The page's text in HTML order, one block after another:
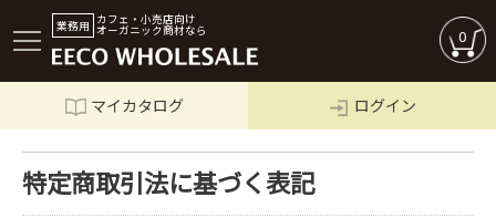
業務用 カフェ・小売店向け
オーガニック商材なら
マイカタログ ログイン
0
特定商取引法に基づく表記
ログイン